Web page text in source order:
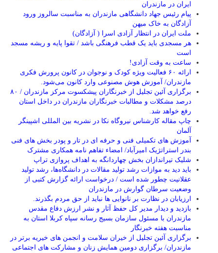
ایران در مازندران
پیام رئیس جهاد دانشگاهی مازندران به مناسبت سالروز ورود
آزادگان به خاک میهن
ملت ایران در انتظار آزادی اسرا ( آزادگان)
هر مسجدی باید یک قطب فرهنگی باشد / تقوا پایه و ریشه مسجد
است
ساعت به وقت آزادی!
ارائه ۶۰ فعالیت ویژه کودک و نوجوان در کانون پرورش فکری
مازندران/ آموزش هوش مصنوعی وارد کانون می‌شود.
برگزاری آئین تجلیل از خبرنگاران پیشکسوت مرکز مازندران / ۸۰
درصد مشکلات و مطالبات خبرنگاران مازندران در داخل استان
رفع خواهد شد.
چاپ مقاله کارشناس نيروگاه نكا در نشریه بین المللی اشپینگر
آلمان
آموزش های تکمیلی فنی و حرفه ای در تار و پودر بخش های فنی
بندر استراتژیک امیرآباد/ امضاء تفاهم نامه همکاری مشترک
شلیک تیراندازان بخش چهاردانگه به اهداف پروازی تراپ
باید دید به موازات رشد تولید مقالات در دانشگاه‌ها، رشد تولید
عقلانیت چطور شده است / درخواست ارائه گزارش کتبی از
وضعیت سرطان گوارش در مازندران
ارزیابان در نظارت بر نانوایی ها نباید از حق مردم بگذرند.
بازدید و دیدار مدیر کل حفظ آثار و نشر ارزش دفاع مقدس
مازندران با مسئول سازمان بسیج رسانه سپاه کربلا استان به
مناسبت هفته خبرنگار
برگزاری آئین تجلیل از خیران سلامت و انجمن های خیریه برتر در
مازندران/ برگزاری دومین همایش زنان و مشارکت های اجتماعی